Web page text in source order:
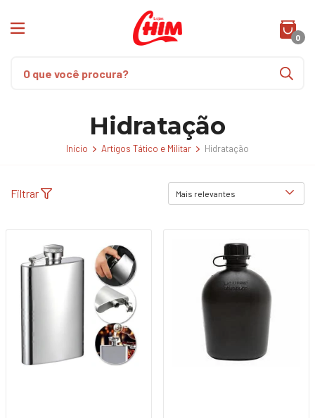
0
Hidratação
Início Artigos Tático e Militar Hidratação
Filtrar